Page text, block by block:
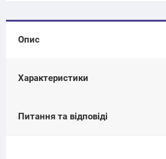
Опис
Характеристики
Питання та відповіді